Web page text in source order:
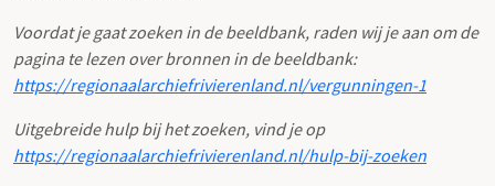
Voordat je gaat zoeken in de beeldbank, raden wij je aan om de
pagina te lezen over bronnen in de beeldbank:
https://regionaalarchiefrivierenland.nl/vergunningen-1
Uitgebreide hulp bij het zoeken, vind je op
https://regionaalarchiefrivierenland.nl/hulp-bij-zoeken